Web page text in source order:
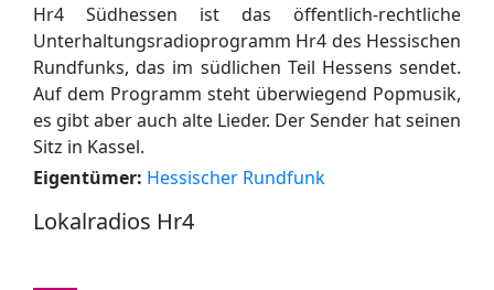
Hr4 Südhessen ist das öffentlich-rechtliche
Unterhaltungsradioprogramm Hr4 des Hessischen
Rundfunks, das im südlichen Teil Hessens sendet.
Auf dem Programm steht überwiegend Popmusik,
es gibt aber auch alte Lieder. Der Sender hat seinen
Sitz in Kassel.
Eigentümer: Hessischer Rundfunk
Lokalradios Hr4